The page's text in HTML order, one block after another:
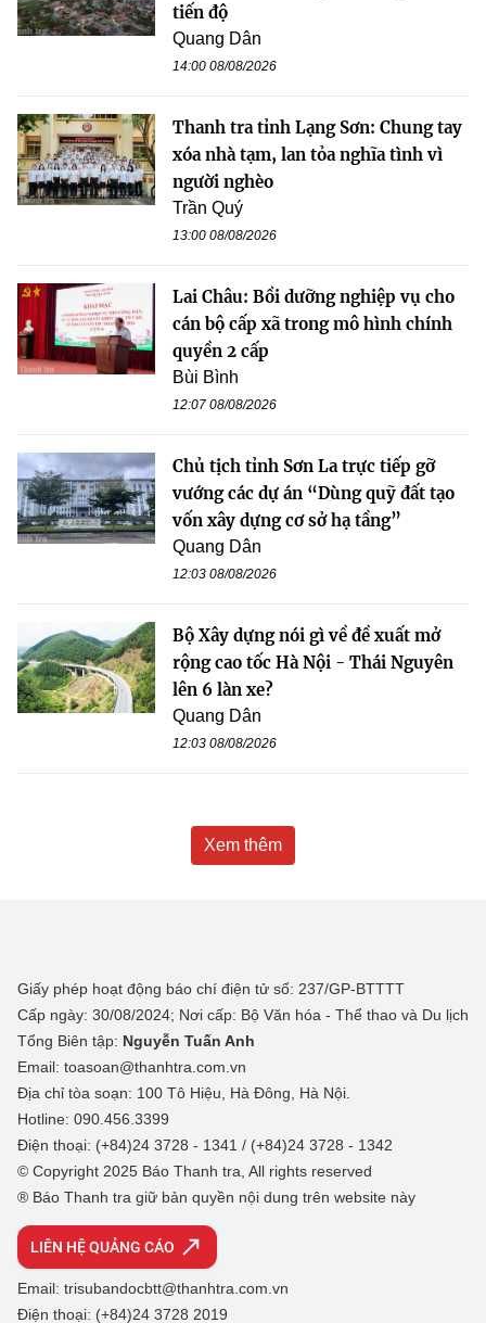
tiến độ
Quang Dân
14:00 08/08/2026
Thanh tra tỉnh Lạng Sơn: Chung tay
xóa nhà tạm, lan tỏa nghĩa tình vì
người nghèo
Trần Quý
13:00 08/08/2026
Lai Châu: Bồi dưỡng nghiệp vụ cho
cán bộ cấp xã trong mô hình chính
quyền 2 cấp
Bùi Bình
12:07 08/08/2026
Chủ tịch tỉnh Sơn La trực tiếp gỡ
vướng các dự án “Dùng quỹ đất tạo
vốn xây dựng cơ sở hạ tầng”
Quang Dân
12:03 08/08/2026
Bộ Xây dựng nói gì về đề xuất mở
rộng cao tốc Hà Nội - Thái Nguyên
lên 6 làn xe?
Quang Dân
12:03 08/08/2026
Xem thêm
Giấy phép hoạt động báo chí điện tử số: 237/GP-BTTTT
Cấp ngày: 30/08/2024; Nơi cấp: Bộ Văn hóa - Thể thao và Du lịch
Tổng Biên tập: Nguyễn Tuấn Anh
Email: toasoan@thanhtra.com.vn
Địa chỉ tòa soạn: 100 Tô Hiệu, Hà Đông, Hà Nội.
Hotline: 090.456.3399
Điện thoại: (+84)24 3728 - 1341 / (+84)24 3728 - 1342
© Copyright 2025 Báo Thanh tra, All rights reserved
® Báo Thanh tra giữ bản quyền nội dung trên website này
LIÊN HỆ QUẢNG CÁO
Email: trisubandocbtt@thanhtra.com.vn
Điện thoại: (+84)24 3728 2019